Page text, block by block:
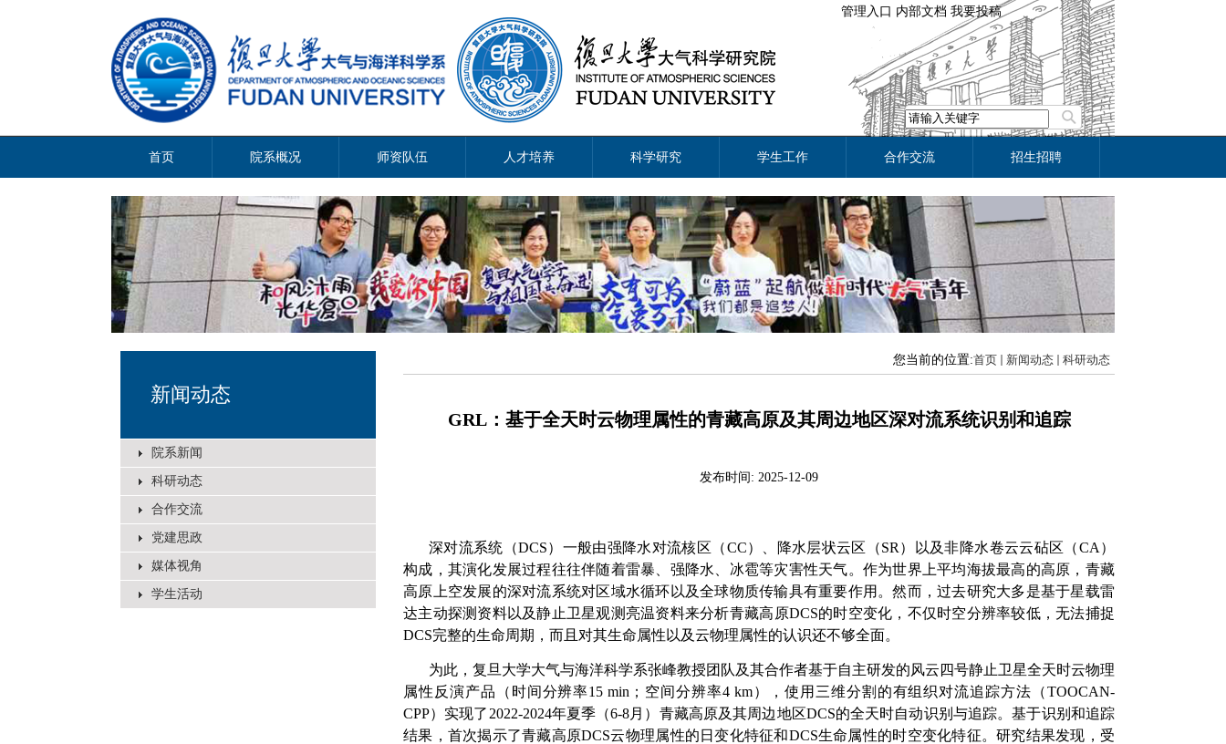
管理入口 内部文档 我要投稿
首页 院系概况 师资队伍 人才培养 科学研究 学生工作 合作交流 招生招聘
新闻动态
院系新闻
科研动态
合作交流
党建思政
媒体视角
学生活动
您当前的位置:首页 新闻动态 科研动态
GRL：基于全天时云物理属性的青藏高原及其周边地区深对流系统识别和追踪
发布时间: 2025-12-09
深对流系统（DCS）一般由强降水对流核区（CC）、降水层状云区（SR ）以及非降水卷云云砧区（CA ）
构成，其演化发展过程往往伴随着雷暴、强降水、冰雹等灾害性天气。作为世界上平均海拔最高的高原，青藏
高原上空发展的深对流系统对区域水循环以及全球物质传输具有重要作用。然而，过去研究大多是基于星载雷
达主动探测资料以及静止卫星观测亮温资料来分析青藏高原DCS的时空变化，不仅时空分辨率较低，无法捕捉
DCS完整的生命周期，而且对其生命属性以及云物理属性的认识还不够全面。
为此，复旦大学大气与海洋科学系张峰教授团队及其合作者基于自主研发的风云四号静止卫星全天时云物理
属性反演产品（时间分辨率15 min ；空间分辨率4 km），使用三维分割的有组织对流追踪方法（TOOCAN-
CPP）实现了 2022-2024年夏季（6-8月）青藏高原及其周边地区DCS的全天时自动识别与追踪。基于识别和追踪
结果，首次揭示了青藏高原DCS云物理属性的日变化特征和DCS生命属性的时空变化特征。研究结果发现，受